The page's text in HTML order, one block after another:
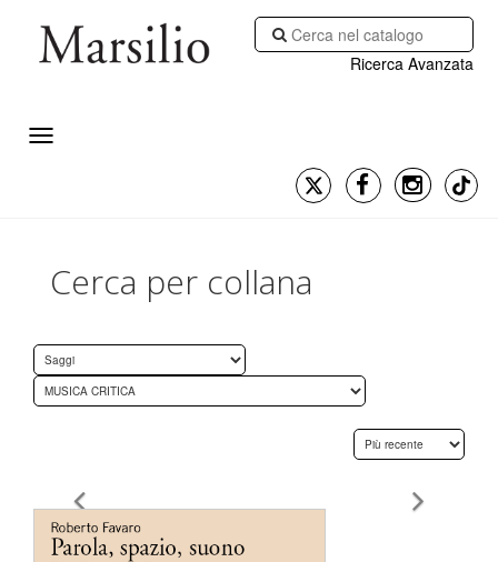
Ricerca Avanzata
Cerca per collana